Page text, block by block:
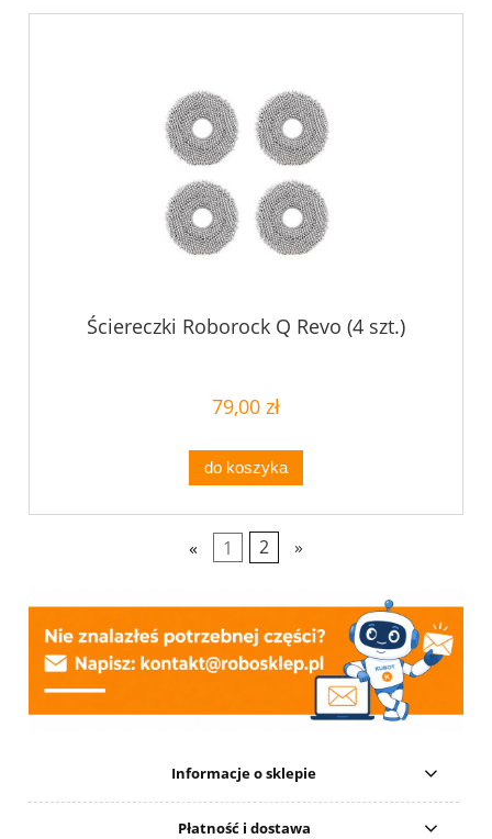
Ściereczki Roborock Q Revo (4 szt.)
79,00 zł
do koszyka
« 1 2 »
Informacje o sklepie
Płatność i dostawa